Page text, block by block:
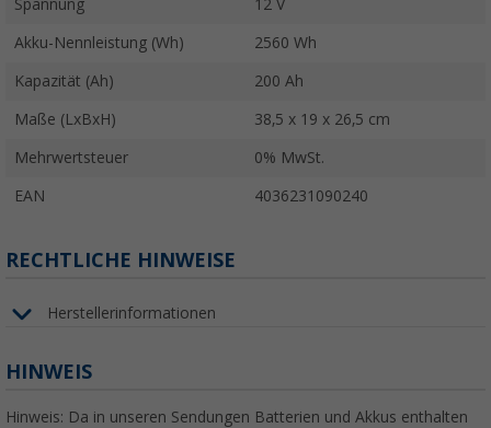
Spannung 12 V
Akku-Nennleistung (Wh) 2560 Wh
Kapazität (Ah) 200 Ah
Maße (LxBxH) 38,5 x 19 x 26,5 cm
Mehrwertsteuer 0% MwSt.
EAN 4036231090240
RECHTLICHE HINWEISE
Herstellerinformationen
HINWEIS
Hinweis: Da in unseren Sendungen Batterien und Akkus enthalten